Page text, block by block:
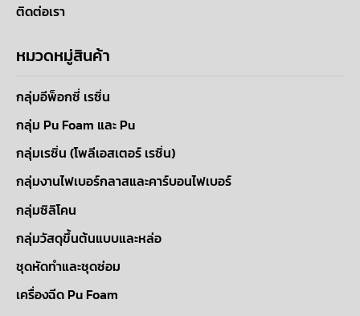
ติดต่อเรา
หมวดหมู่สินค้า
กลุ่มอีพ็อกซี่ เรซิ่น
กลุ่ม Pu Foam และ Pu
กลุ่มเรซิ่น (โพลีเอสเตอร์ เรซิ่น)
กลุ่มงานไฟเบอร์กลาสและคาร์บอนไฟเบอร์
กลุ่มซิลิโคน
กลุ่มวัสดุขึ้นต้นแบบและหล่อ
ชุดหัดทำและชุดซ่อม
เครื่องฉีด Pu Foam